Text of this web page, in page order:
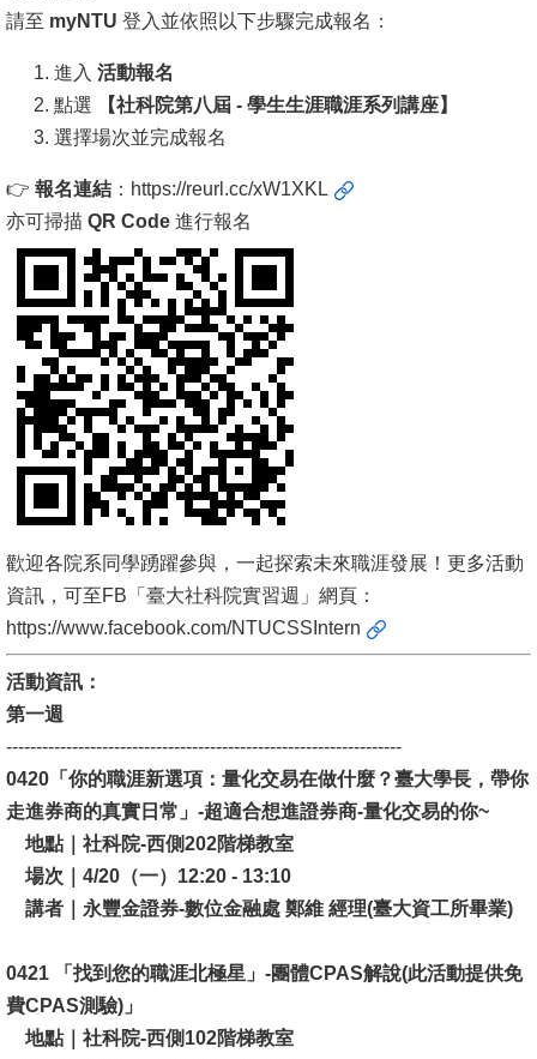
法
文
件
輔
&
學
輔
捐
款
研
與
圖
書
回
首
頁
臺
大
首
站
請至 myNTU 登入並依照以下步驟完成報名：
進入 活動報名
點選
【社科院第八屆 - 學生生涯職涯系列講座】
選擇場次並完成報名
👉 報名連結 ： https://reurl.cc/xW1XKL
亦可掃描 QR Code 進行報名
歡迎各院系同學踴躍參與，一起探索未來職涯發展！更多活動
資訊，可至FB「臺大社科院實習週」網頁：
https://www.facebook.com/NTUCSSIntern
活動資訊：
第一週
------------------------------------------------------------------
0420「你的職涯新選項：量化交易在做什麼？臺大學長，帶你
走進券商的真實日常」-超適合想進證券商-量化交易的你~
地點｜社科院-西側202階梯教室
場次｜4/20（一）12:20 - 13:10
講者｜永豐金證券-數位金融處 鄭維 經理(臺大資工所畢業)
0421 「找到您的職涯北極星」-團體CPAS解說(此活動提供免
費CPAS測驗)」
地點｜社科院-西側102階梯教室